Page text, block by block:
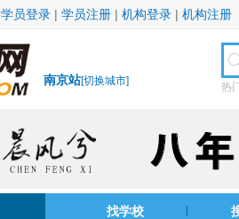
学员登录 | 学员注册 | 机构登录 | 机构注册
南京站[切换城市] 热
找学校